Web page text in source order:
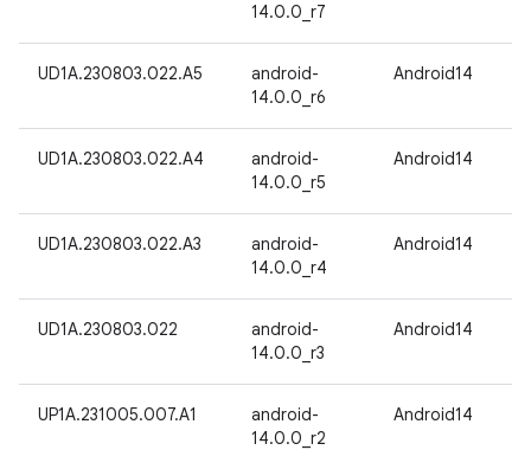
14.0.0_r7
UD1A.230803.022.A5
android-
14.0.0_r6
Android14
UD1A.230803.022.A4
android-
14.0.0_r5
Android14
UD1A.230803.022.A3
android-
14.0.0_r4
Android14
UD1A.230803.022
android-
14.0.0_r3
Android14
UP1A.231005.007.A1
android-
14.0.0_r2
Android14